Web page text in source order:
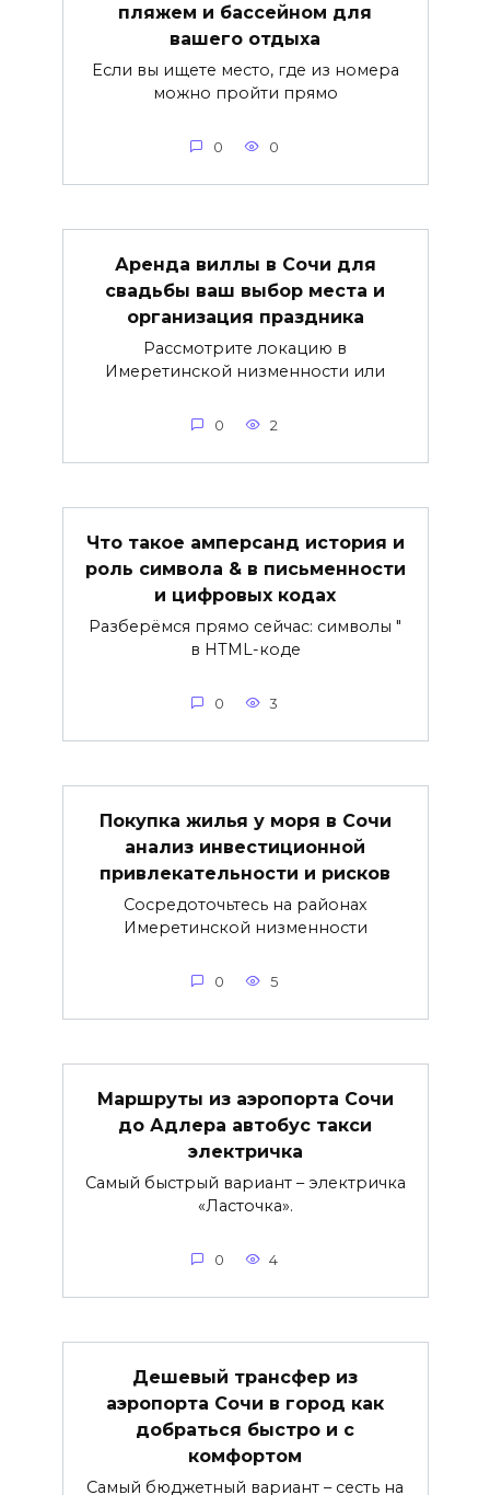
пляжем и бассейном для
вашего отдыха
Если вы ищете место, где из номера
можно пройти прямо
0 0
Аренда виллы в Сочи для
свадьбы ваш выбор места и
организация праздника
Рассмотрите локацию в
Имеретинской низменности или
0 2
Что такое амперсанд история и
роль символа & в письменности
и цифровых кодах
Разберёмся прямо сейчас: символы "
в HTML-коде
0 3
Покупка жилья у моря в Сочи
анализ инвестиционной
привлекательности и рисков
Сосредоточьтесь на районах
Имеретинской низменности
0 5
Маршруты из аэропорта Сочи
до Адлера автобус такси
электричка
Самый быстрый вариант – электричка
«Ласточка».
0 4
Дешевый трансфер из
аэропорта Сочи в город как
добраться быстро и с
комфортом
Самый бюджетный вариант – сесть на